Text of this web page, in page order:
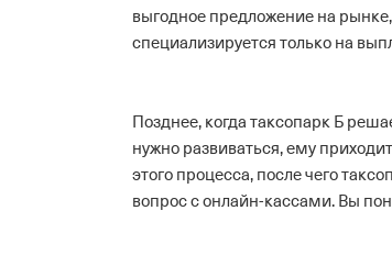
выгодное предложение на
специализируется только на
Позднее, когда таксопарк Б
нужно развиваться, ему
этого процесса, после чего
вопрос с онлайн-кассами. Вы